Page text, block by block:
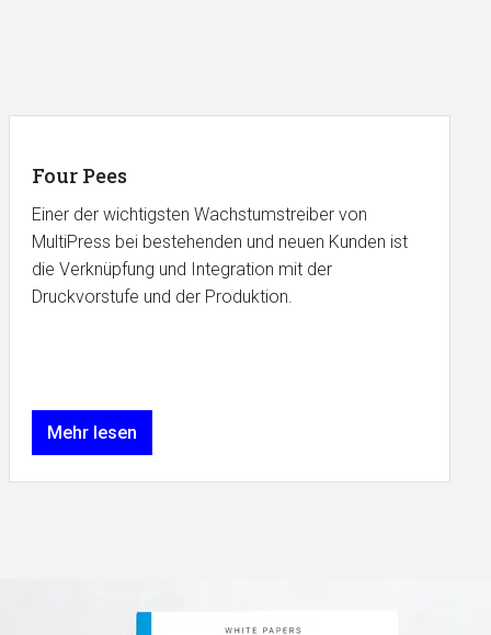
Four Pees
Einer der wichtigsten Wachstumstreiber von
MultiPress bei bestehenden und neuen Kunden ist
die Verknüpfung und Integration mit der
Druckvorstufe und der Produktion.
Mehr lesen